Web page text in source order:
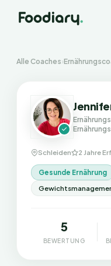
Alle Coaches›
Schleiden 2 Jahre
Gesunde Ernährung
5
BEWERTUNG